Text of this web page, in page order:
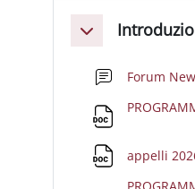
Minimizza
Forum
appelli